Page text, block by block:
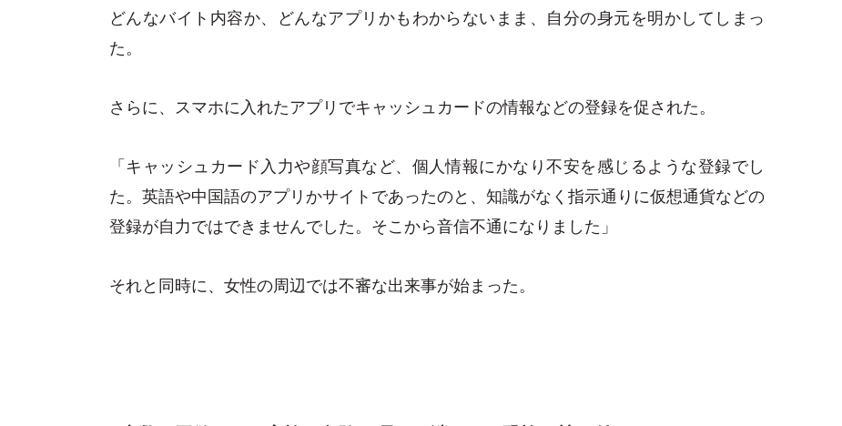
どんなバイト内容か、どんなアプリかもわからないまま、自分の身元を明かしてしまっ
た。
さらに、スマホに入れたアプリでキャッシュカードの情報などの登録を促された。
「キャッシュカード入力や顔写真など、個人情報にかなり不安を感じるような登録でし
た。英語や中国語のアプリかサイトであったのと、知識がなく指示通りに仮想通貨などの
登録が自力ではできませんでした。そこから音信不通になりました」
それと同時に、女性の周辺では不審な出来事が始まった。